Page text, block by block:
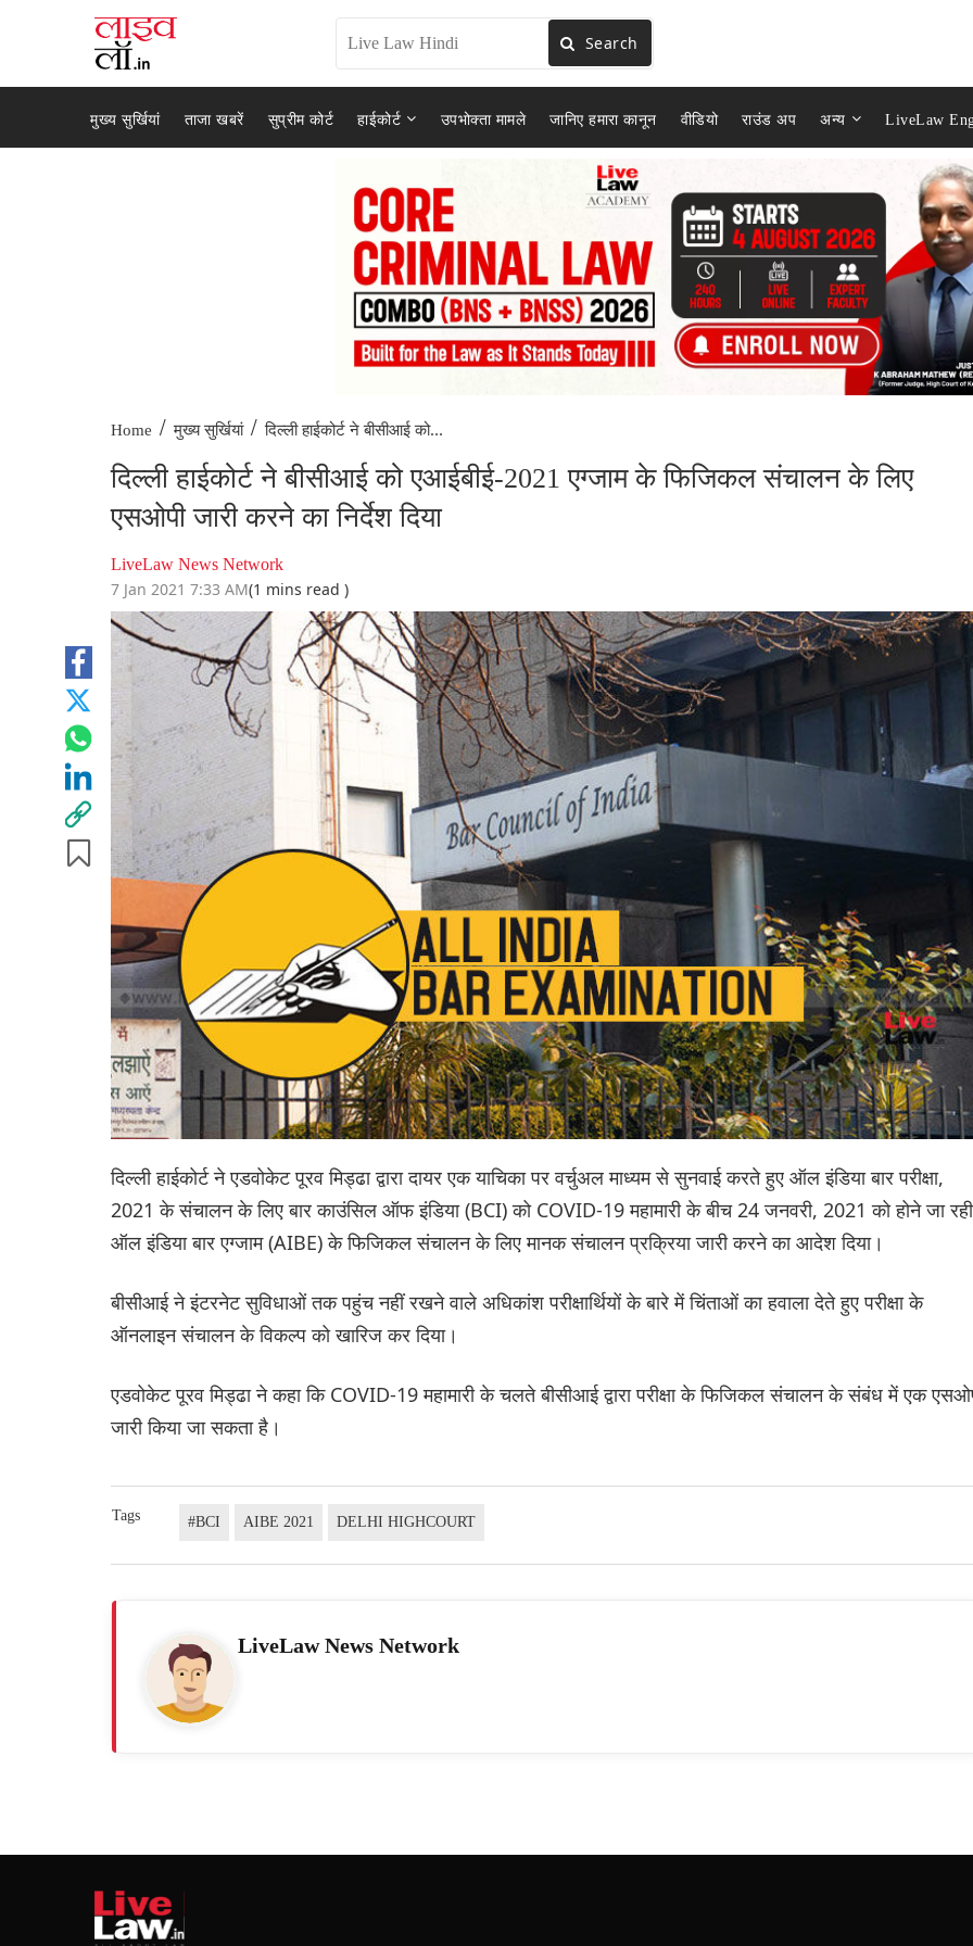
Search
मुख्य सुर्खियां ताजा खबरें सुप्रीम कोर्ट हाईकोर्ट उपभोक्ता मामले जानिए हमारा कानून वीडियो राउंड अप अन्य LiveLaw
Home / मुख्य सुर्खियां / दिल्ली हाईकोर्ट ने बीसीआई को...
दिल्ली हाईकोर्ट ने बीसीआई को एआईबीई-2021 एग्जाम के फिजिकल संचालन के लिए
एसओपी जारी करने का निर्देश दिया
LiveLaw News Network
7 Jan 2021 7:33 AM(1 mins read )
दिल्ली हाईकोर्ट ने एडवोकेट पूरव मिड्ढा द्वारा दायर एक याचिका पर वर्चुअल माध्यम से सुनवाई करते हुए ऑल इंडिया बार परीक्षा,
2021 के संचालन के लिए बार काउंसिल ऑफ इंडिया (BCI) को COVID-19 महामारी के बीच 24 जनवरी, 2021 को होने जा रही
ऑल इंडिया बार एग्जाम (AIBE) के फिजिकल संचालन के लिए मानक संचालन प्रक्रिया जारी करने का आदेश दिया।
बीसीआई ने इंटरनेट सुविधाओं तक पहुंच नहीं रखने वाले अधिकांश परीक्षार्थियों के बारे में चिंताओं का हवाला देते हुए परीक्षा के
ऑनलाइन संचालन के विकल्प को खारिज कर दिया।
एडवोकेट पूरव मिड्ढा ने कहा कि COVID-19 महामारी के चलते बीसीआई द्वारा परीक्षा के फिजिकल संचालन के संबंध में एक
जारी किया जा सकता है।
Tags #BCI AIBE 2021 DELHI HIGHCOURT
LiveLaw News Network